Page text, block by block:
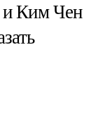
и Ким Чен